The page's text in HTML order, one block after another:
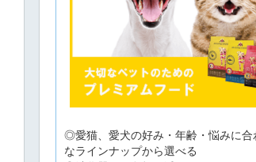
◎愛猫、愛犬の好み・年齢・悩みに合
なラインナップから選べる